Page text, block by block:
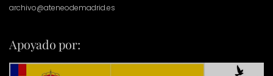
archivo@ateneodemadrid.es
Apoyado por: